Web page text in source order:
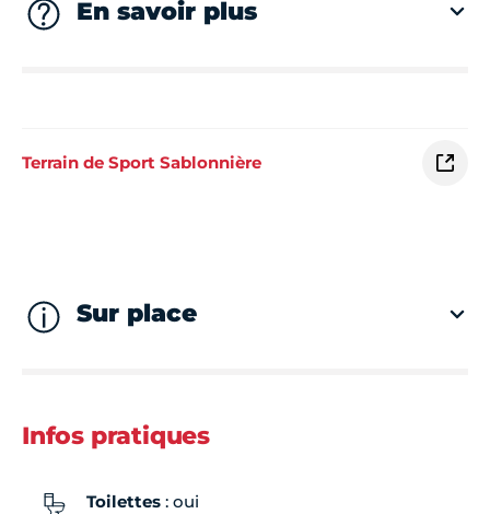
En savoir plus
Terrain de Sport Sablonnière
Sur place
Infos pratiques
Toilettes : oui